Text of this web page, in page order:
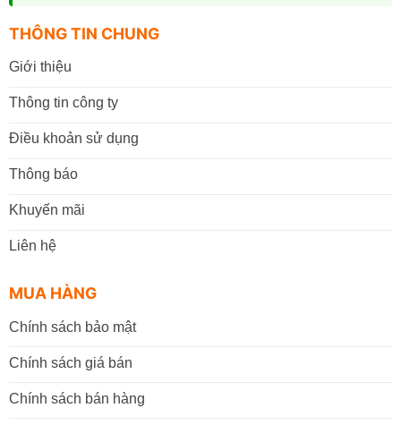
THÔNG TIN CHUNG
Giới thiệu
Thông tin công ty
Điều khoản sử dụng
Thông báo
Khuyến mãi
Liên hệ
MUA HÀNG
Chính sách bảo mật
Chính sách giá bán
Chính sách bán hàng